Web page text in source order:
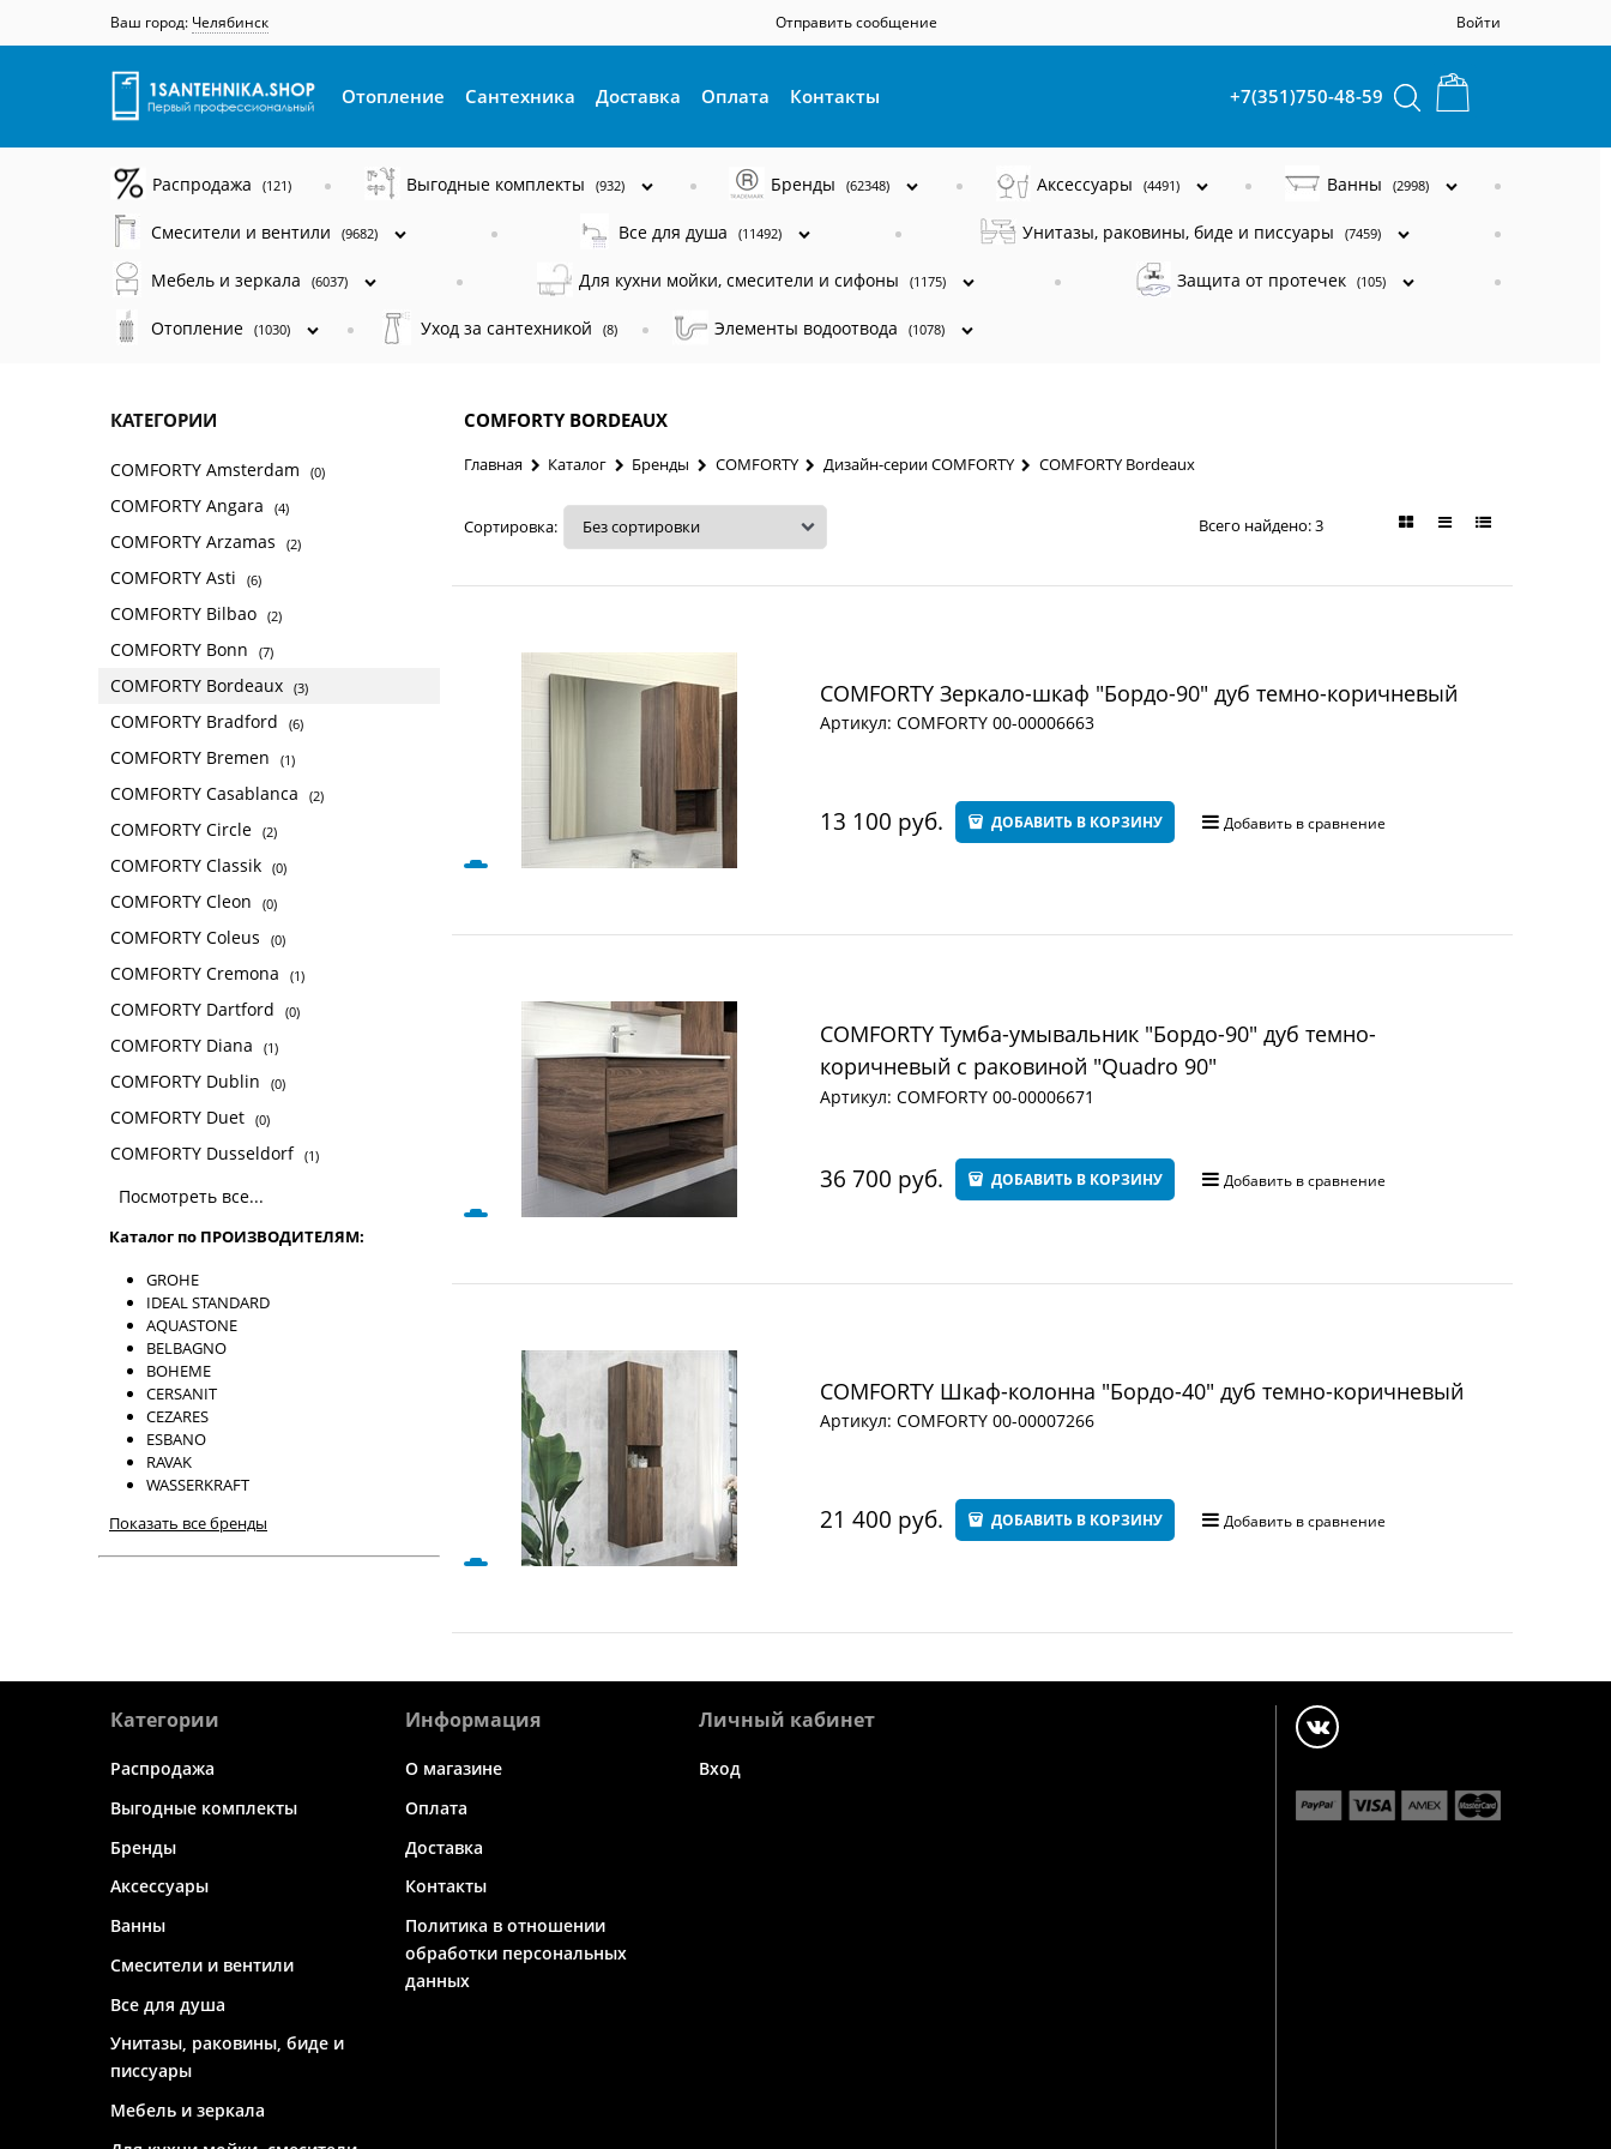
Ваш город: Челябинск Отправить сообщение Войти
Отопление Сантехника Доставка Оплата Контакты +7(351)750-48-59
Распродажа (121) Выгодные комплекты (932) Бренды (62348) Аксессуары (4491) Ванны (2998)
Смесители и вентили (9682) Все для душа (11492) Унитазы, раковины, биде и писсуары (7459)
Мебель и зеркала (6037) Для кухни мойки, смесители и сифоны (1175) Защита от протечек (105)
Отопление (1030) Уход за сантехникой (8) Элементы водоотвода (1078)
КАТЕГОРИИ
COMFORTY Amsterdam (0)
COMFORTY Angara (4)
COMFORTY Arzamas (2)
COMFORTY Asti (6)
COMFORTY Bilbao (2)
COMFORTY Bonn (7)
COMFORTY Bordeaux (3)
COMFORTY Bradford (6)
COMFORTY Bremen (1)
COMFORTY Casablanca (2)
COMFORTY Circle (2)
COMFORTY Classik (0)
COMFORTY Cleon (0)
COMFORTY Coleus (0)
COMFORTY Cremona (1)
COMFORTY Dartford (0)
COMFORTY Diana (1)
COMFORTY Dublin (0)
COMFORTY Duet (0)
COMFORTY Dusseldorf (1)
Посмотреть все...
Каталог по ПРОИЗВОДИТЕЛЯМ:
GROHE
IDEAL STANDARD
AQUASTONE
BELBAGNO
BOHEME
CERSANIT
CEZARES
ESBANO
RAVAK
WASSERKRAFT
Показать все бренды
COMFORTY BORDEAUX
Главная Каталог Бренды COMFORTY Дизайн-серии COMFORTY COMFORTY Bordeaux
Сортировка: Всего найдено:3
COMFORTY Зеркало-шкаф "Бордо-90" дуб темно-коричневый
Артикул: COMFORTY 00-00006663
13 100 руб. ДОБАВИТЬ В КОРЗИНУ Добавить в сравнение
COMFORTY Тумба-умывальник "Бордо-90" дуб темно-
коричневый с раковиной "Quadro 90"
Артикул: COMFORTY 00-00006671
36 700 руб. ДОБАВИТЬ В КОРЗИНУ Добавить в сравнение
COMFORTY Шкаф-колонна "Бордо-40" дуб темно-коричневый
Артикул: COMFORTY 00-00007266
21 400 руб. ДОБАВИТЬ В КОРЗИНУ Добавить в сравнение
Категории
Распродажа
Выгодные комплекты
Бренды
Аксессуары
Ванны
Смесители и вентили
Все для душа
Унитазы, раковины, биде и
писсуары
Мебель и зеркала
Информация
О магазине
Оплата
Доставка
Контакты
Политика в отношении
обработки персональных
данных
Личный кабинет
Вход